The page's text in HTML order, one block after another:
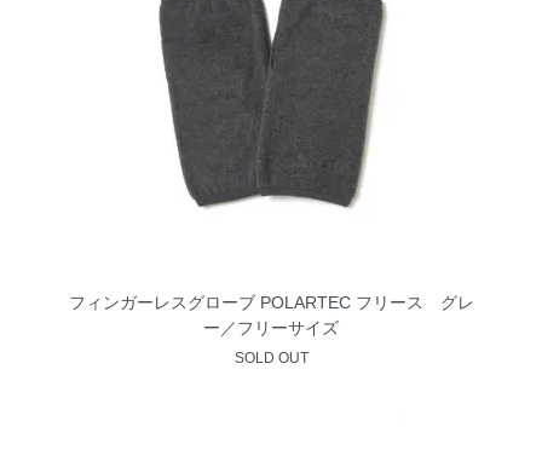
フィンガーレスグローブ POLARTEC フリース グレ
ー／フリーサイズ
SOLD OUT